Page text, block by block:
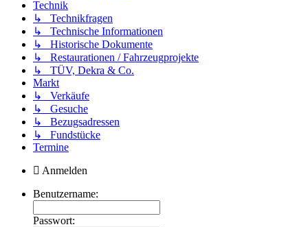
Technik
↳ Technikfragen
↳ Technische Informationen
↳ Historische Dokumente
↳ Restaurationen / Fahrzeugprojekte
↳ TÜV, Dekra & Co.
Markt
↳ Verkäufe
↳ Gesuche
↳ Bezugsadressen
↳ Fundstücke
Termine
Anmelden
Benutzername:
Passwort: